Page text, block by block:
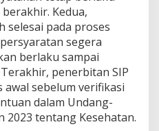
Kedua,
selesai pada proses
segera
berlaku sampai
penerbitan SIP
awal sebelum verifikasi
dalam Undang-
2023 tentang Kesehatan.